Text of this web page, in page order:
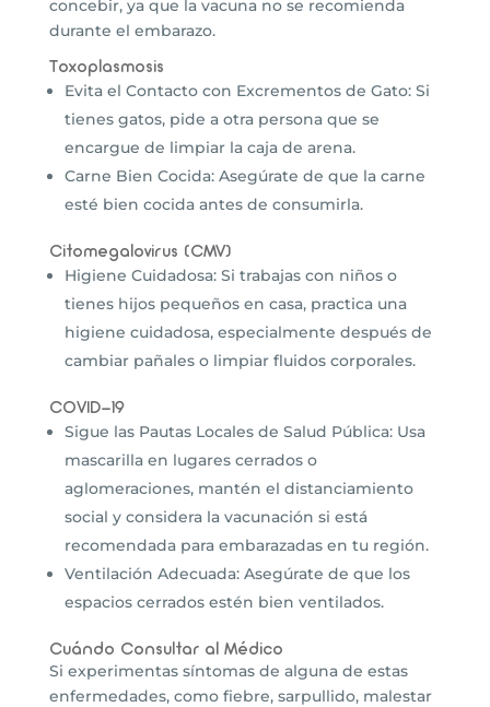
concebir, ya que la vacuna no se recomienda
durante el embarazo.
Toxoplasmosis
Evita el Contacto con Excrementos de Gato: Si
tienes gatos, pide a otra persona que se
encargue de limpiar la caja de arena.
Carne Bien Cocida: Asegúrate de que la carne
esté bien cocida antes de consumirla.
Citomegalovirus (CMV)
Higiene Cuidadosa: Si trabajas con niños o
tienes hijos pequeños en casa, practica una
higiene cuidadosa, especialmente después de
cambiar pañales o limpiar fluidos corporales.
COVID-19
Sigue las Pautas Locales de Salud Pública: Usa
mascarilla en lugares cerrados o
aglomeraciones, mantén el distanciamiento
social y considera la vacunación si está
recomendada para embarazadas en tu región.
Ventilación Adecuada: Asegúrate de que los
espacios cerrados estén bien ventilados.
Cuándo Consultar al Médico
Si experimentas síntomas de alguna de estas
enfermedades, como fiebre, sarpullido, malestar